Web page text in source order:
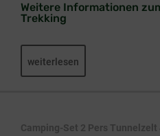
Weitere Informationen
Trekking
weiterlesen
Camping-Set 2 Pers